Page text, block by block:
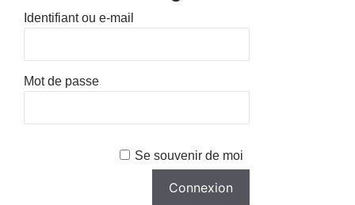
Identifiant ou e-mail
Mot de passe
Se souvenir de moi